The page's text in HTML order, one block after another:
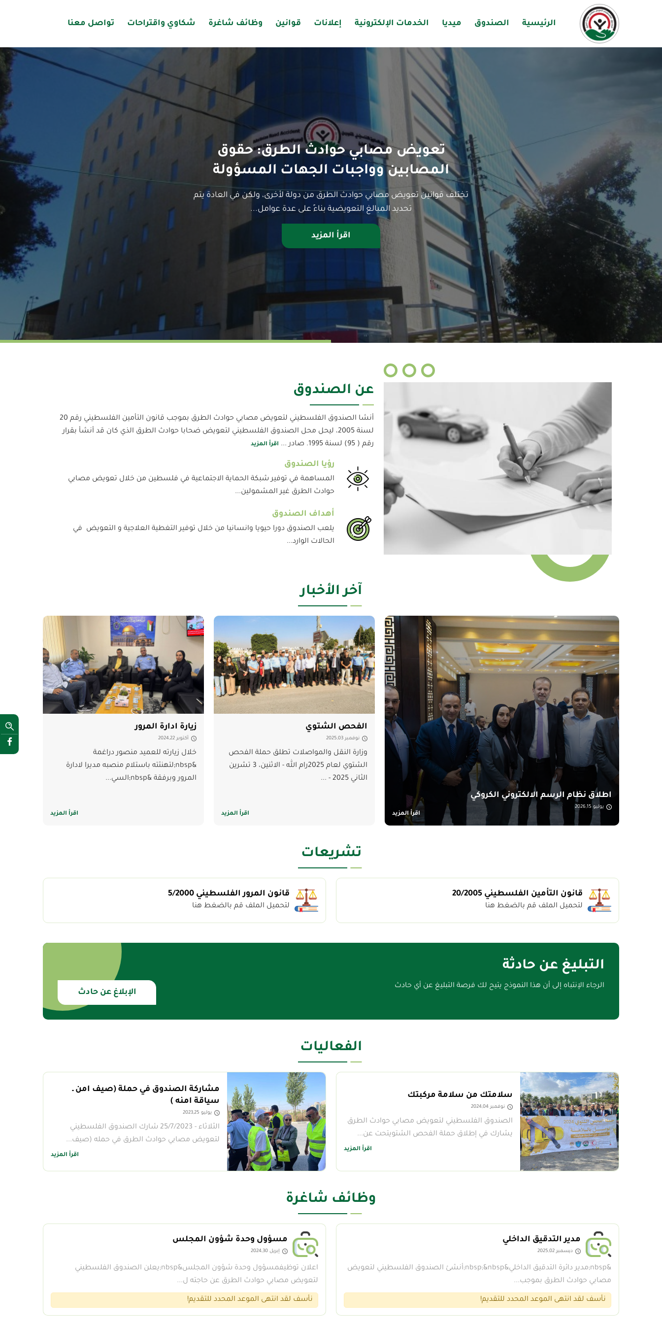
الرئيسية الصندوق ميديا الخدمات الإلكترونية إعلانات قوانين وظائف شاغرة شكاوي واقتراحات تواصل معنا
تعويض مصابي حوادث الطرق: حقوق
المصابين وواجبات الجهات المسؤولة
تختلف قوانين تعويض مصابي حوادث الطرق من دولة لأخرى، ولكن في العادة يتم
تحديد المبالغ التعويضية بناءً على عدة عوامل...
اقرأ المزيد
عن الصندوق
أنشا الصندوق الفلسطيني لتعويض مصابي حوادث الطرق بموجب قانون التأمين الفلسطيني رقم 20
لسنة 2005، ليحل محل الصندوق الفلسطيني لتعويض ضحابا حوادث الطرق الذي كان قد أنشأ بقرار
رقم ( 95) لسنة 1995. صادر ...
اقرأ المزيد
رؤيا الصندوق
المساهمة في توفير شبكة الحماية الاجتماعية في فلسطين من خلال تعويض مصابي
حوادث الطرق غير المشمولين...
أهداف الصندوق
يلعب الصندوق دورا حيويا وانسانيا من خلال توفير التغطية العلاجية و التعويض في
الحالات الوارد...
آخر الأخبار
اطلاق نظام الرسم الالكتروني الكروكي
يوليو 2026,15
اقرأ المزيد
الفحص الشتوي
نوفمبر 2025,03
وزارة النقل والمواصلات تطلق حملة الفحص
الشتوي لعام 2025رام الله - الاثنين، 3 تشرين
الثاني 2025 - ...
اقرأ المزيد
زيارة ادارة المرور
أكتوبر 2024,22
خلال زيارته للعميد منصور دراغمة
&nbsp;لتهنئته باستلام منصبه مديرا لادارة
المرور وبرفقة &nbsp;السي...
اقرأ المزيد
تشريعات
قانون التأمين الفلسطيني 20/2005
لتحميل الملف قم بالضغط هنا
قانون المرور الفلسطيني 5/2000
لتحميل الملف قم بالضغط هنا
التبليغ عن حادثة
الرجاء الإنتباه إلى أن هذا النموذج يتيح لك فرصة التبليغ عن أي حادث
الإبلاغ عن حادث
الفعاليات
سلامتك من سلامة مركبتك
نوفمبر 2024,04
الصندوق الفلسطيني لتعويض مصابي حوادث الطرق
يشارك في إطلاق حملة الفحص الشتويتحت عن...
اقرأ المزيد
مشاركة الصندوق في حملة (صيف امن ـ
سياقة امنه )
يوليو 2023,25
الثلاثاء - 25/7/2023 شارك الصندوق الفلسطيني
لتعويض مصابي حوادث الطرق في حمله (صيف...
اقرأ المزيد
وظائف شاغرة
مدير التدقيق الداخلي
ديسمبر 2025,02
&nbsp;مدير دائرة التدقيق الداخلي&nbsp;&nbsp;أنشئ الصندوق الفلسطيني لتعويض
مصابي حوادث الطرق بموجب...
نأسف لقد انتهى الموعد المحدد للتقديم!
مسؤول وحدة شؤون المجلس
إبريل 2024,30
اعلان توظيفمسؤول وحدة شؤون المجلس&nbsp;يعلن الصندوق الفلسطيني
لتعويض مصابي حوادث الطرق عن حاجته ل...
نأسف لقد انتهى الموعد المحدد للتقديم!